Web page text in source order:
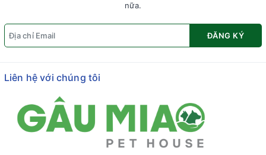
nữa.
ĐĂNG KÝ
Liên hệ với chúng tôi